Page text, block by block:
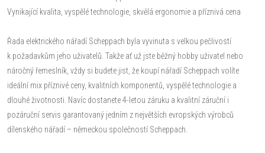
Vynikající kvalita, vyspělé technologie, skvělá ergonomie a příznivá cena
Řada elektrického nářadí Scheppach byla vyvinuta s velkou pečlivostí
k požadavkům jeho uživatelů. Takže ať už jste běžný hobby uživatel nebo
náročný řemeslník, vždy si budete jist, že koupí nářadí Scheppach volíte
ideální mix příznivé ceny, kvalitních komponentů, vyspělé technologie a
dlouhé životnosti. Navíc dostanete 4-letou záruku a kvalitní záruční i
pozáruční servis garantovaný jedním z největších evropských výrobců
dílenského nářadí – německou společností Scheppach.